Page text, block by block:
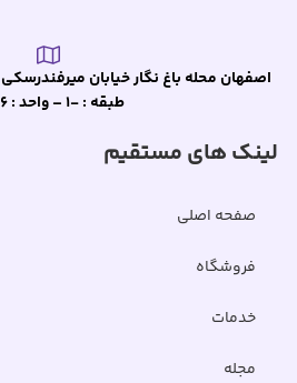
طبقه : -1 – واحد : 9806
لینک های مستقیم
صفحه اصلی
فروشگاه
خدمات
مجله